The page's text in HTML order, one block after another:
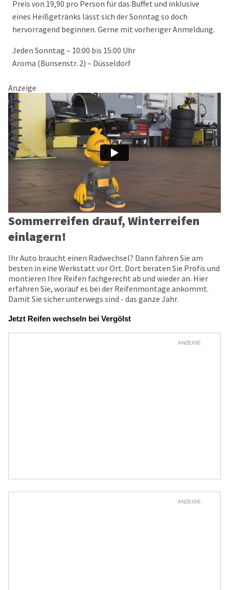
Preis von 19,90 pro Person für das Buffet und inklusive
eines Heißgetränks lässt sich der Sonntag so doch
hervorragend beginnen. Gerne mit vorheriger Anmeldung.
Jeden Sonntag – 10:00 bis 15:00 Uhr
Aroma (Bunsenstr. 2) – Düsseldorf
Anzeige
Sommerreifen drauf, Winterreifen
einlagern!
Ihr Auto braucht einen Radwechsel? Dann fahren Sie am
besten in eine Werkstatt vor Ort. Dort beraten Sie Profis und
montieren Ihre Reifen fachgerecht ab und wieder an. Hier
erfahren Sie, worauf es bei der Reifenmontage ankommt.
Damit Sie sicher unterwegs sind - das ganze Jahr.
Jetzt Reifen wechseln bei Vergölst
ANZEIGE
ANZEIGE